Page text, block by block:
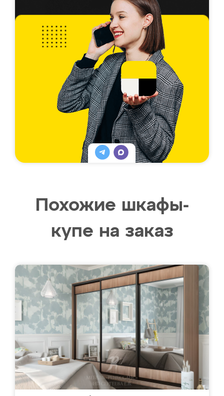
Похожие шкафы-
купе на заказ